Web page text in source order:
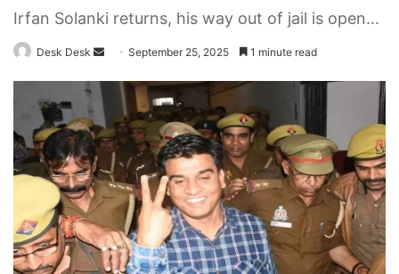
Irfan Solanki returns, his way out of jail is open...
Desk Desk
Send
email
September 25, 2025 1 minute read